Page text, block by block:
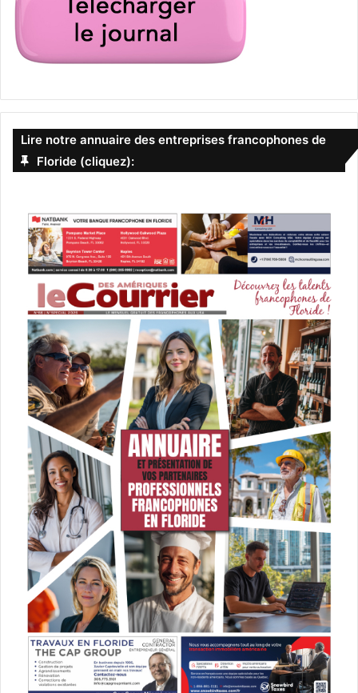
Lire notre annuaire des entreprises francophones de
Floride (cliquez):